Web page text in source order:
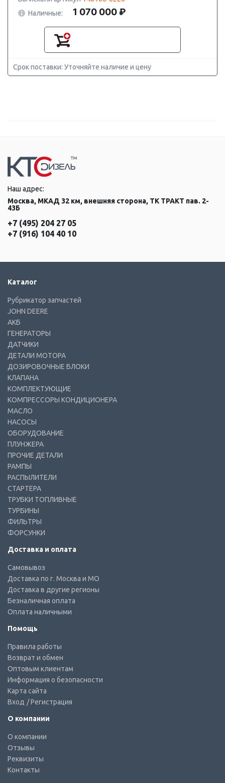
Наличные:
1 070 000 ₽
Срок поставки: Уточняйте наличие и цену
Наш адрес:
Москва, МКАД 32 км, внешняя сторона, ТК ТРАКТ пав. 2-
43Б
+7 (495) 204 27 05
+7 (916) 104 40 10
Каталог
Рубрикатор запчастей
JOHN DEERE
АКБ
ГЕНЕРАТОРЫ
ДАТЧИКИ
ДЕТАЛИ МОТОРА
ДОЗИРОВОЧНЫЕ БЛОКИ
КЛАПАНА
КОМПЛЕКТУЮЩИЕ
КОМПРЕССОРЫ КОНДИЦИОНЕРА
МАСЛО
НАСОСЫ
ОБОРУДОВАНИЕ
ПЛУНЖЕРА
ПРОЧИЕ ДЕТАЛИ
РАМПЫ
РАСПЫЛИТЕЛИ
СТАРТЕРА
ТРУБКИ ТОПЛИВНЫЕ
ТУРБИНЫ
ФИЛЬТРЫ
ФОРСУНКИ
Доставка и оплата
Самовывоз
Доставка по г. Москва и МО
Доставка в другие регионы
Безналичная оплата
Оплата наличными
Помощь
Правила работы
Возврат и обмен
Оптовым клиентам
Информация о безопасности
Карта сайта
Вход / Регистрация
О компании
О компании
Отзывы
Реквизиты
Контакты